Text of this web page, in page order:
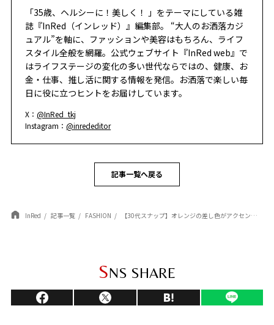
「35歳、ヘルシーに！美しく！ 」をテーマにしている雑
誌『InRed（インレッド）』編集部。 “大人のお洒落カジ
ュアル”を軸に、ファッションや美容はもちろん、ライフ
スタイル全般を網羅。公式ウェブサイト『InRed web』で
はライフステージの変化の多い世代ならではの、健康、お
金・仕事、推し活に関する情報を発信。お洒落で楽しい毎
日に役に立つヒントをお届けしています。
X：@InRed_tkj
Instagram：@inrededitor
記事一覧へ戻る
InRed 記事一覧 FASHION 【30代スナップ】オレンジの差し色がアクセント！一気にこなれる デニムのセットアップコーデ
SNS SHARE